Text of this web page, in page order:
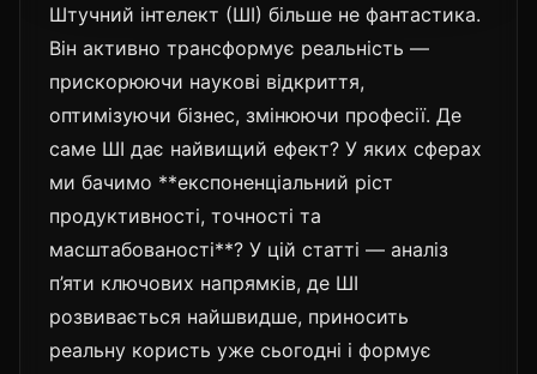
Штучний інтелект (ШІ) більше не фантастика.
Він активно трансформує реальність —
прискорюючи наукові відкриття,
оптимізуючи бізнес, змінюючи професії. Де
саме ШІ дає найвищий ефект? У яких сферах
ми бачимо **експоненціальний ріст
продуктивності, точності та
масштабованості**? У цій статті — аналіз
п’яти ключових напрямків, де ШІ
розвивається найшвидше, приносить
реальну користь уже сьогодні і формує